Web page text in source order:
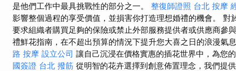
是他們工作中最具挑戰性的部分之一。 整復師證照 台北 按摩
影響整個過程的享受價值，並損害你打造理想婚禮的機會。 對
要求組織者購買足夠的保險或禁止外部服務提供者或供應商參
禮鮮花指南，在不超出預算的情況下提升您大喜之日的浪漫氣息
路 按摩 設立公司 讓自己沉浸在價格實惠的插花世界中，為您
國簽證 台北 撥筋 從明智的花卉選擇到創意佈置理念，我們提